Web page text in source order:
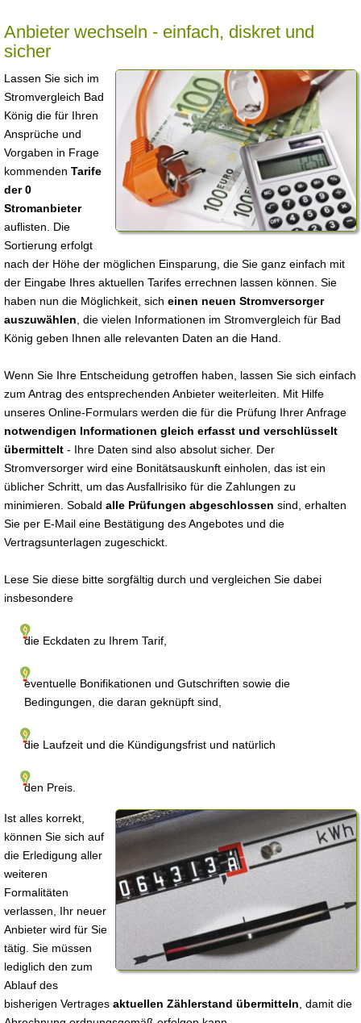
Anbieter wechseln - einfach, diskret und
sicher
Lassen Sie sich im
Stromvergleich Bad
König die für Ihren
Ansprüche und
Vorgaben in Frage
kommenden Tarife
der 0
Stromanbieter
auflisten. Die
Sortierung erfolgt
nach der Höhe der möglichen Einsparung, die Sie ganz einfach mit
der Eingabe Ihres aktuellen Tarifes errechnen lassen können. Sie
haben nun die Möglichkeit, sich einen neuen Stromversorger
auszuwählen , die vielen Informationen im Stromvergleich für Bad
König geben Ihnen alle relevanten Daten an die Hand.
Wenn Sie Ihre Entscheidung getroffen haben, lassen Sie sich einfach
zum Antrag des entsprechenden Anbieter weiterleiten. Mit Hilfe
unseres Online-Formulars werden die für die Prüfung Ihrer Anfrage
notwendigen Informationen gleich erfasst und verschlüsselt
übermittelt - Ihre Daten sind also absolut sicher. Der
Stromversorger wird eine Bonitätsauskunft einholen, das ist ein
üblicher Schritt, um das Ausfallrisiko für die Zahlungen zu
minimieren. Sobald alle Prüfungen abgeschlossen sind, erhalten
Sie per E-Mail eine Bestätigung des Angebotes und die
Vertragsunterlagen zugeschickt.
Lese Sie diese bitte sorgfältig durch und vergleichen Sie dabei
insbesondere
die Eckdaten zu Ihrem Tarif,
eventuelle Bonifikationen und Gutschriften sowie die
Bedingungen, die daran geknüpft sind,
die Laufzeit und die Kündigungsfrist und natürlich
den Preis.
Ist alles korrekt,
können Sie sich auf
die Erledigung aller
weiteren
Formalitäten
verlassen, Ihr neuer
Anbieter wird für Sie
tätig. Sie müssen
lediglich den zum
Ablauf des
bisherigen Vertrages aktuellen Zählerstand übermitteln , damit die